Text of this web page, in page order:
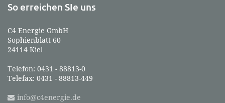
So erreichen SIe uns
C4 Energie GmbH
Sophienblatt 60
24114 Kiel
Telefon: 0431 - 88813-0
Telefax: 0431 - 88813-449
info@c4energie.de